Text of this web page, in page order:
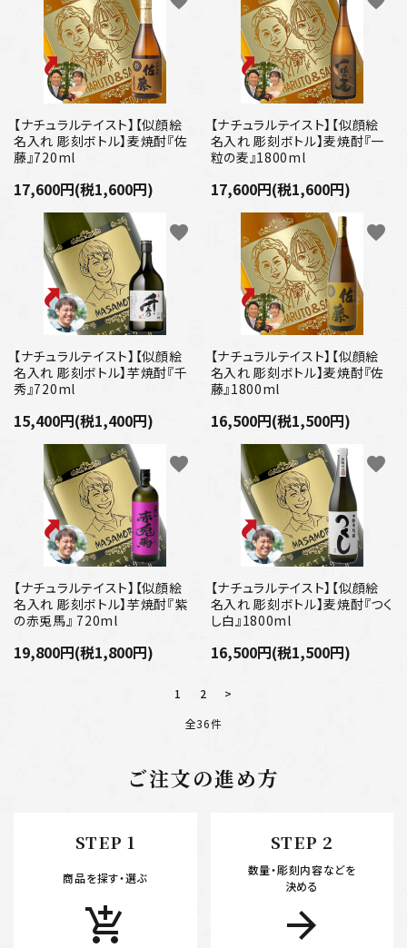
【ナチュラルテイスト】【似顔絵
名入れ 彫刻ボトル】麦焼酎『佐
藤』720ml
17,600円(税1,600円)
【ナチュラルテイスト】【似顔絵
名入れ 彫刻ボトル】麦焼酎『一
粒の麦』1800ml
17,600円(税1,600円)
【ナチュラルテイスト】【似顔絵
名入れ 彫刻ボトル】芋焼酎『千
秀』720ml
15,400円(税1,400円)
favorite
【ナチュラルテイスト】【似顔絵
名入れ 彫刻ボトル】麦焼酎『佐
藤』1800ml
16,500円(税1,500円)
favorite
【ナチュラルテイスト】【似顔絵
名入れ 彫刻ボトル】芋焼酎『紫
の赤兎馬』 720ml
19,800円(税1,800円)
favorite
【ナチュラルテイスト】【似顔絵
名入れ 彫刻ボトル】麦焼酎『つく
し白』1800ml
16,500円(税1,500円)
favorite
1 2
>
全36件
カテゴリー
ご注文の進め方
STEP 1
商品を探す・選ぶ
add_shopping_cart
STEP 2
数量・彫刻内容などを
決める
arrow_forward